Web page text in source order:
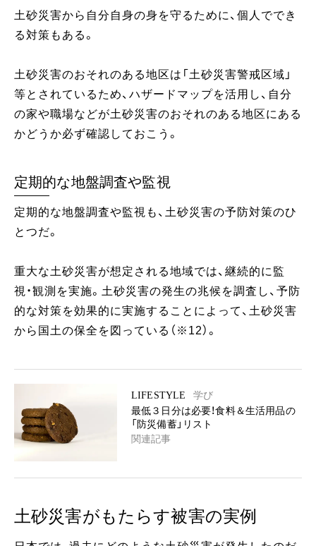
土砂災害から自分自身の身を守るために、個人ででき
る対策もある。
土砂災害のおそれのある地区は「土砂災害警戒区域」
等とされているため、ハザードマップを活用し、自分
の家や職場などが土砂災害のおそれのある地区にある
かどうか必ず確認しておこう。
定期的な地盤調査や監視
定期的な地盤調査や監視も、土砂災害の予防対策のひ
とつだ。
重大な土砂災害が想定される地域では、継続的に監
視・観測を実施。土砂災害の発生の兆候を調査し、予防
的な対策を効果的に実施することによって、土砂災害
から国土の保全を図っている（※12）。
LIFESTYLE
学び
最低３日分は必要！食料＆生活用品の
「防災備蓄」リスト
関連記事
土砂災害がもたらす被害の実例